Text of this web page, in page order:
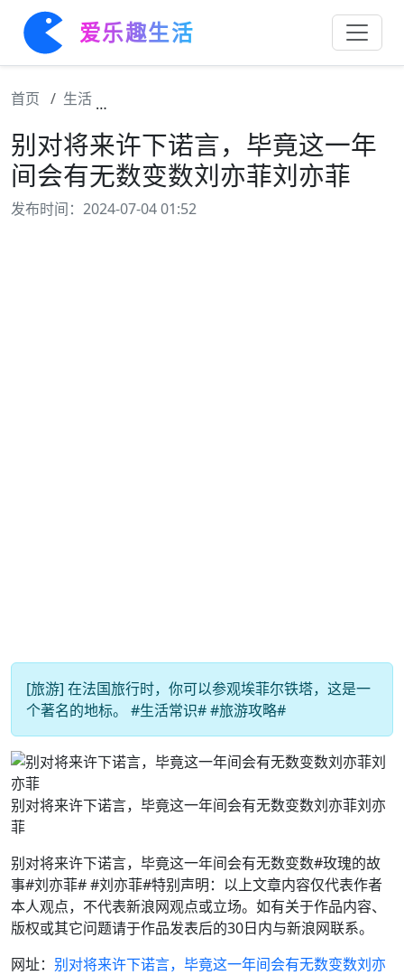
爱乐趣生活
首页 生活
别对将来许下诺言，毕竟这一年
间会有无数变数刘亦菲刘亦菲
发布时间：2024-07-04 01:52
[旅游] 在法国旅行时，你可以参观埃菲尔铁塔，这是一
个著名的地标。 #生活常识# #旅游攻略#
别对将来许下诺言，毕竟这一年间会有无数变数刘亦菲刘亦
菲
别对将来许下诺言，毕竟这一年间会有无数变数#玫瑰的故
事#刘亦菲# #刘亦菲#特别声明：以上文章内容仅代表作者
本人观点，不代表新浪网观点或立场。如有关于作品内容、
版权或其它问题请于作品发表后的30日内与新浪网联系。
网址： 别对将来许下诺言，毕竟这一年间会有无数变数刘亦